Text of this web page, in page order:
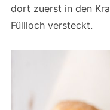
dort zuerst in den
Füllloch versteckt.